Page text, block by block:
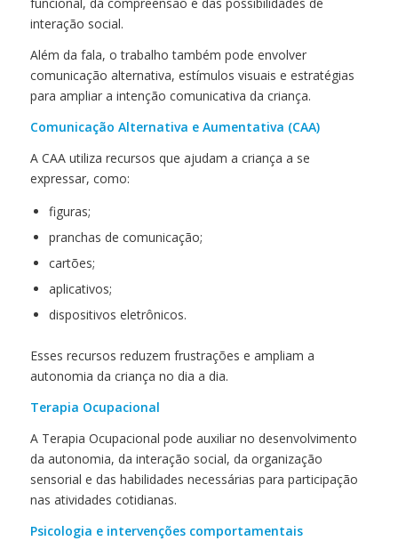
interação social.
Além da fala, o trabalho também pode envolver
comunicação alternativa, estímulos visuais e estratégias
para ampliar a intenção comunicativa da criança.
Comunicação Alternativa e Aumentativa (CAA)
A CAA utiliza recursos que ajudam a criança a se
expressar, como:
figuras;
pranchas de comunicação;
cartões;
aplicativos;
dispositivos eletrônicos.
Esses recursos reduzem frustrações e ampliam a
autonomia da criança no dia a dia.
Terapia Ocupacional
A Terapia Ocupacional pode auxiliar no desenvolvimento
da autonomia, da interação social, da organização
sensorial e das habilidades necessárias para participação
nas atividades cotidianas.
Psicologia e intervenções comportamentais